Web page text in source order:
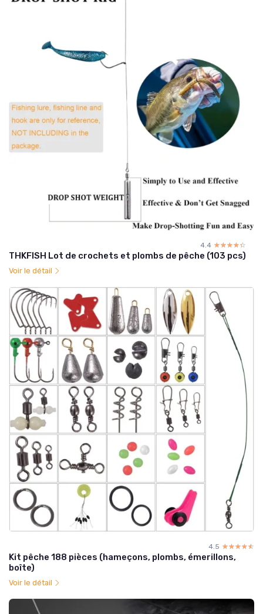
4.4 ☆☆☆☆☆
★★★★★
THKFISH Lot de crochets et plombs de pêche (103 pcs)
Voir le détail
4.5 ☆☆☆☆☆
★★★★★
Kit pêche 188 pièces (hameçons, plombs, émerillons,
boîte)
Voir le détail